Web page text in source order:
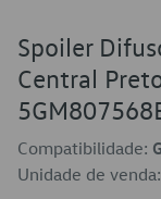
Spoiler
Central
Compatibilidade:
Unidade de venda: